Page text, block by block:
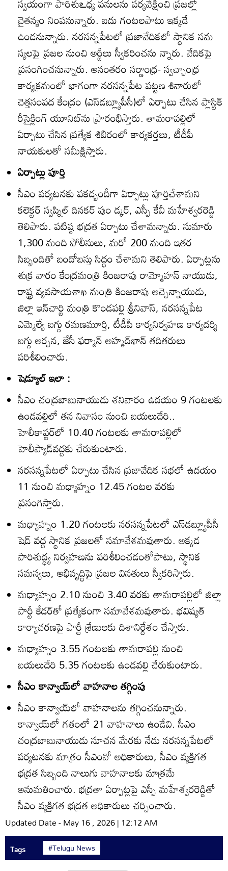
చైతన్యం నింపనున్నారు. ఐదు గంటలపాటు ఇక్కడే
ఉండనున్నారు. నరసన్నపేటలో ప్రజావేదికలో స్థానిక సమ
స్యలపై ప్రజల నుంచి అర్జీలు స్వీకరించను న్నారు. వేదికపై
ప్రసంగించనున్నారు. అనంతరం సర్ణాంధ్ర- స్వచ్చాంధ్ర
కార్యక్రమంలో భాగంగా నరసన్నపేట పట్టణ శివారులో
చెత్తసంపద కేంద్రం (ఎస్‌డబ్ల్యూపీసీ)లో ఏర్పాటు చేసిన ప్లాస్టిక్‌
రీసైక్లింగ్‌ యూనిట్‌ను ప్రారంభిస్తారు. తామరాపల్లిలో
ఏర్పాటు చేసిన ప్రత్యేక శిబిరంలో కార్యకర్తలు, టీడీపీ
నాయకులతో సమీక్షిస్తారు.
ఏర్పాట్లు పూర్తి
సీఎం పర్యటనకు పకడ్బందీగా ఏర్పాట్లు పూర్తిచేశామని
కలెక్టర్‌ స్వప్నిల్‌ దినకర్‌ పుం డ్కర్‌, ఎస్పీ కేవీ మహేశ్వరరెడ్డి
తెలిపారు. పటిష్ఠ భద్రత ఏర్పాటు చేశామన్నారు. సుమారు
1,300 మంది పోలీసులు, మరో 200 మంది ఇతర
సిబ్బందితో బందోబస్తు సిద్ధం చేశామని తెలిపారు. ఏర్పాట్లను
శుక్ర వారం కేంద్రమంత్రి కింజరాపు రామ్మోహన్‌ నాయుడు,
రాష్ట్ర వ్యవసాయశాఖ మంత్రి కింజరాపు అచ్చెన్నాయుడు,
జిల్లా ఇన్‌చార్జి మంత్రి కొండపల్లి శ్రీనివాస్‌, నరసన్నపేట
ఎమ్మెల్యే బగ్గు రమణమూర్తి, టీడీపీ కార్యనిర్వహణ కార్యదర్శి
బగ్గు అర్చన, జేసీ ఫర్మాన్‌ అహ్మద్‌ఖాన్‌ తదితరులు
పరిశీలించారు.
షెడ్యూల్‌ ఇలా :
సీఎం చంద్రబాబునాయుడు శనివారం ఉదయం 9 గంటలకు
ఉండవల్లిలో తన నివాసం నుంచి బయలుదేరి..
హెలీకాప్టర్‌లో 10.40 గంటలకు తామరాపల్లిలో
హెలీప్యాడ్‌వద్దకు చేరుకుంటారు.
నరసన్నపేటలో ఏర్పాటు చేసిన ప్రజావేదిక సభలో ఉదయం
11 నుంచి మధ్యాహ్నం 12.45 గంటల వరకు
ప్రసంగిస్తారు.
మధ్యాహ్నం 1.20 గంటలకు నరసన్నపేటలో ఎస్‌డబ్ల్యూపీసీ
షెడ్‌ వద్ద స్థానిక ప్రజలతో సమావేశమవుతారు. అక్కడ
పారిశుద్ధ్య నిర్వహణను పరిశీలించడంతోపాటు, స్థానిక
సమస్యలు, అభివృద్ధిపై ప్రజల వినతులు స్వీకరిస్తారు.
మధ్యాహ్నం 2.10 నుంచి 3.40 వరకు తామరాపల్లిలో జిల్లా
పార్టీ కేడర్‌తో ప్రత్యేకంగా సమావేశమవుతారు. భవిష్యత్‌
కార్యాచరణపై పార్టీ శ్రేణులకు దిశానిర్దేశం చేస్తారు.
మధ్యాహ్నం 3.55 గంటలకు తామరాపల్లి నుంచి
బయలుదేరి 5.35 గంటలకు ఉండవల్లి చేరుకుంటారు.
సీఎం కాన్వాయ్‌లో వాహనాల తగ్గింపు
సీఎం కాన్వాయ్‌లో వాహనాలను తగ్గించనున్నారు.
కాన్వాయ్‌లో గతంలో 21 వాహనాలు ఉండేవి. సీఎం
చంద్రబాబునాయుడు సూచన మేరకు నేడు నరసన్నపేటలో
పర్యటనకు మాత్రం సీఎంవో అధికారులు, సీఎం వ్యక్తిగత
భద్రత సిబ్బంది నాలుగు వాహనాలకు మాత్రమే
అనుమతించారు. భద్రతా ఏర్పాట్లపై ఎస్పీ మహేశ్వరరెడ్డితో
సీఎం వ్యక్తిగత భద్రత అధికారులు చర్చించారు.
Updated Date - May 16 , 2026 | 12:12 AM
Tags #Telugu News